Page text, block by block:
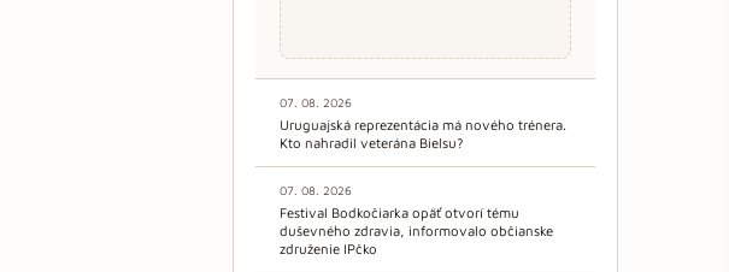
07. 08. 2026
Uruguajská reprezentácia má nového trénera.
Kto nahradil veterána Bielsu?
07. 08. 2026
Festival Bodkočiarka opäť otvorí tému
duševného zdravia, informovalo občianske
združenie IPčko